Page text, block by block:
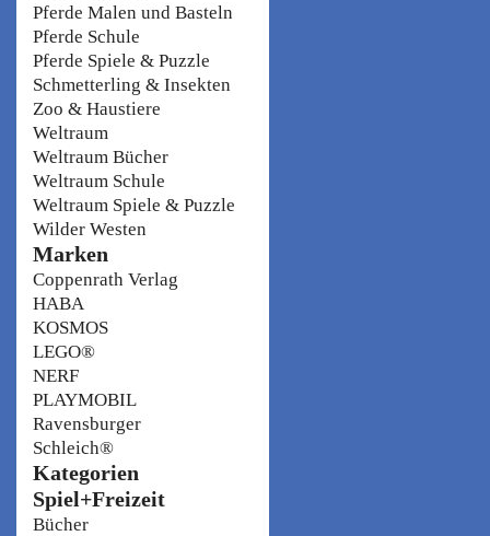
Pferde Malen und Basteln
Pferde Schule
Pferde Spiele & Puzzle
Schmetterling & Insekten
Zoo & Haustiere
Weltraum
Weltraum Bücher
Weltraum Schule
Weltraum Spiele & Puzzle
Wilder Westen
Marken
Coppenrath Verlag
HABA
KOSMOS
LEGO®
NERF
PLAYMOBIL
Ravensburger
Schleich®
Kategorien
Spiel+Freizeit
Bücher